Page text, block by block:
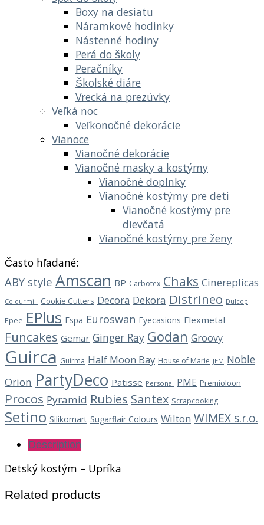
Boxy na desiatu
Náramkové hodinky
Nástenné hodiny
Perá do školy
Peračníky
Školské diáre
Vrecká na prezúvky
Veľká noc
Veľkonočné dekorácie
Vianoce
Vianočné dekorácie
Vianočné masky a kostýmy
Vianočné doplnky
Vianočné kostýmy pre deti
Vianočné kostýmy pre
dievčatá
Vianočné kostýmy pre ženy
Často hľadané:
ABY style Amscan BP Carbotex Chaks Cinereplicas
Colourmill Cookie Cutters Decora Dekora Distrineo Dulcop
Epee EPlus Espa Euroswan Eyecasions Flexmetal
Funcakes Gemar Ginger Ray Godan Groovy
Guirca Guirma Half Moon Bay House of Marie JEM Noble
Orion PartyDeco Patisse Personal PME Premioloon
Procos Pyramid Rubies Santex Scrapcooking
Setino Silikomart Sugarflair Colours Wilton WIMEX s.r.o.
Description
Detský kostým – Upríka
Related products